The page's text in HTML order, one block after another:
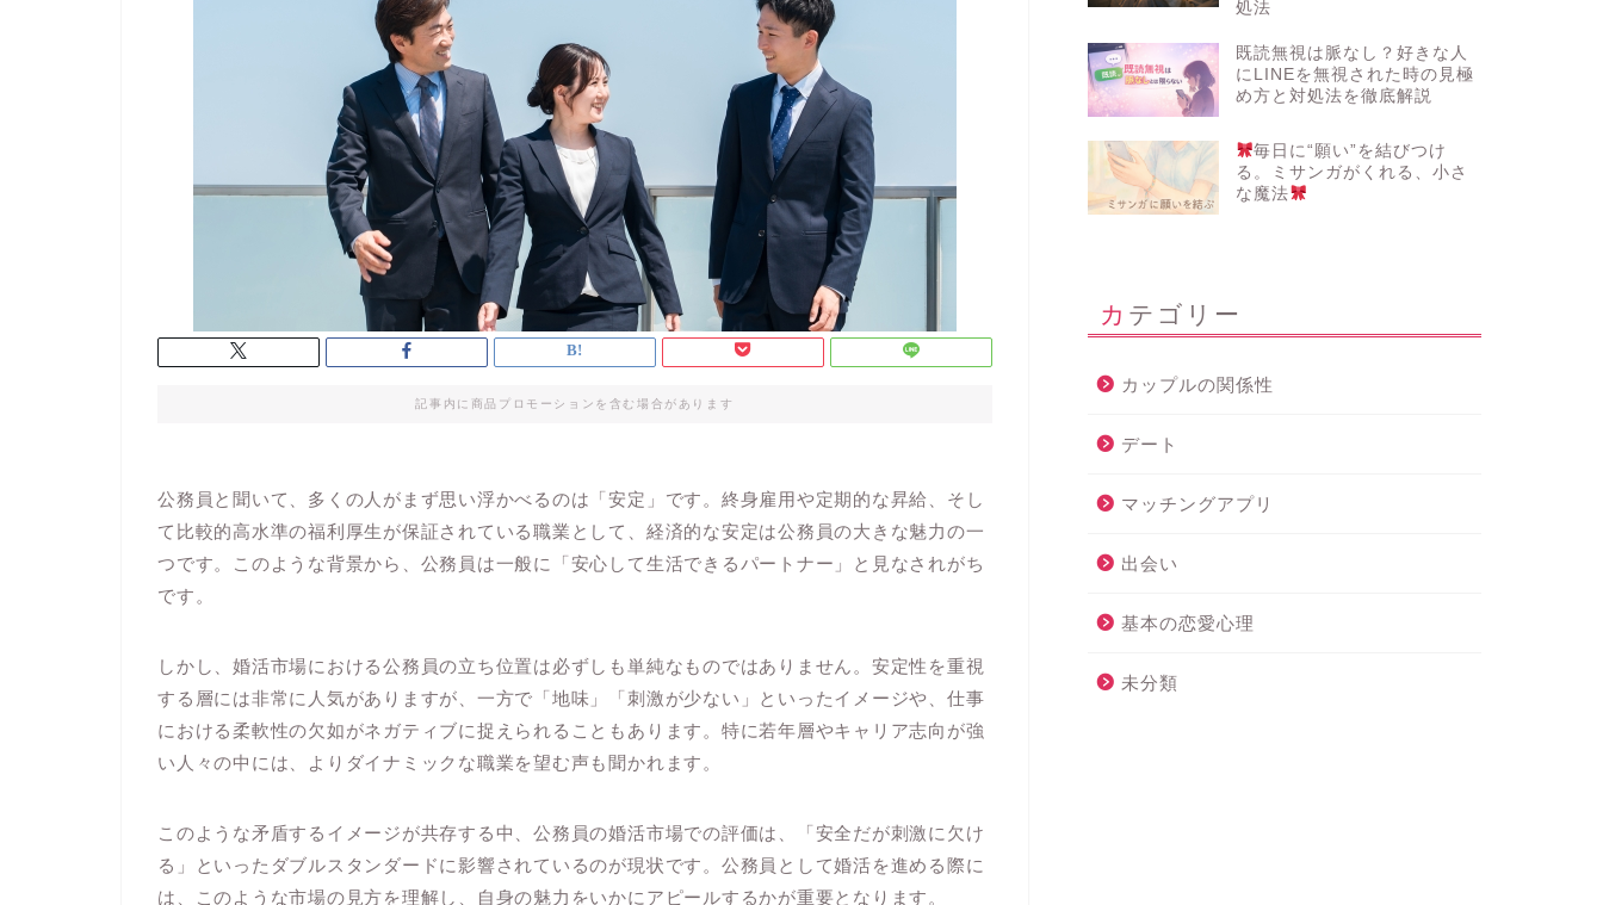
記事内に商品プロモーションを含む場合があります
公務員と聞いて、多くの人がまず思い浮かべるのは「安定」です。終身雇用や定期的な昇給、そし
て比較的高水準の福利厚生が保証されている職業として、経済的な安定は公務員の大きな魅力の一
つです。このような背景から、公務員は一般に「安心して生活できるパートナー」と見なされがち
です。
しかし、婚活市場における公務員の立ち位置は必ずしも単純なものではありません。安定性を重視
する層には非常に人気がありますが、一方で「地味」「刺激が少ない」といったイメージや、仕事
における柔軟性の欠如がネガティブに捉えられることもあります。特に若年層やキャリア志向が強
い人々の中には、よりダイナミックな職業を望む声も聞かれます。
このような矛盾するイメージが共存する中、公務員の婚活市場での評価は、「安全だが刺激に欠け
る」といったダブルスタンダードに影響されているのが現状です。公務員として婚活を進める際に
は、このような市場の見方を理解し、自身の魅力をいかにアピールするかが重要となります。
処法
既読無視は脈なし？好きな人
にLINEを無視された時の見極
め方と対処法を徹底解説
毎日に“願い”を結びつけ
る。ミサンガがくれる、小さ
な魔法
カテゴリー
カップルの関係性
デート
マッチングアプリ
出会い
基本の恋愛心理
未分類